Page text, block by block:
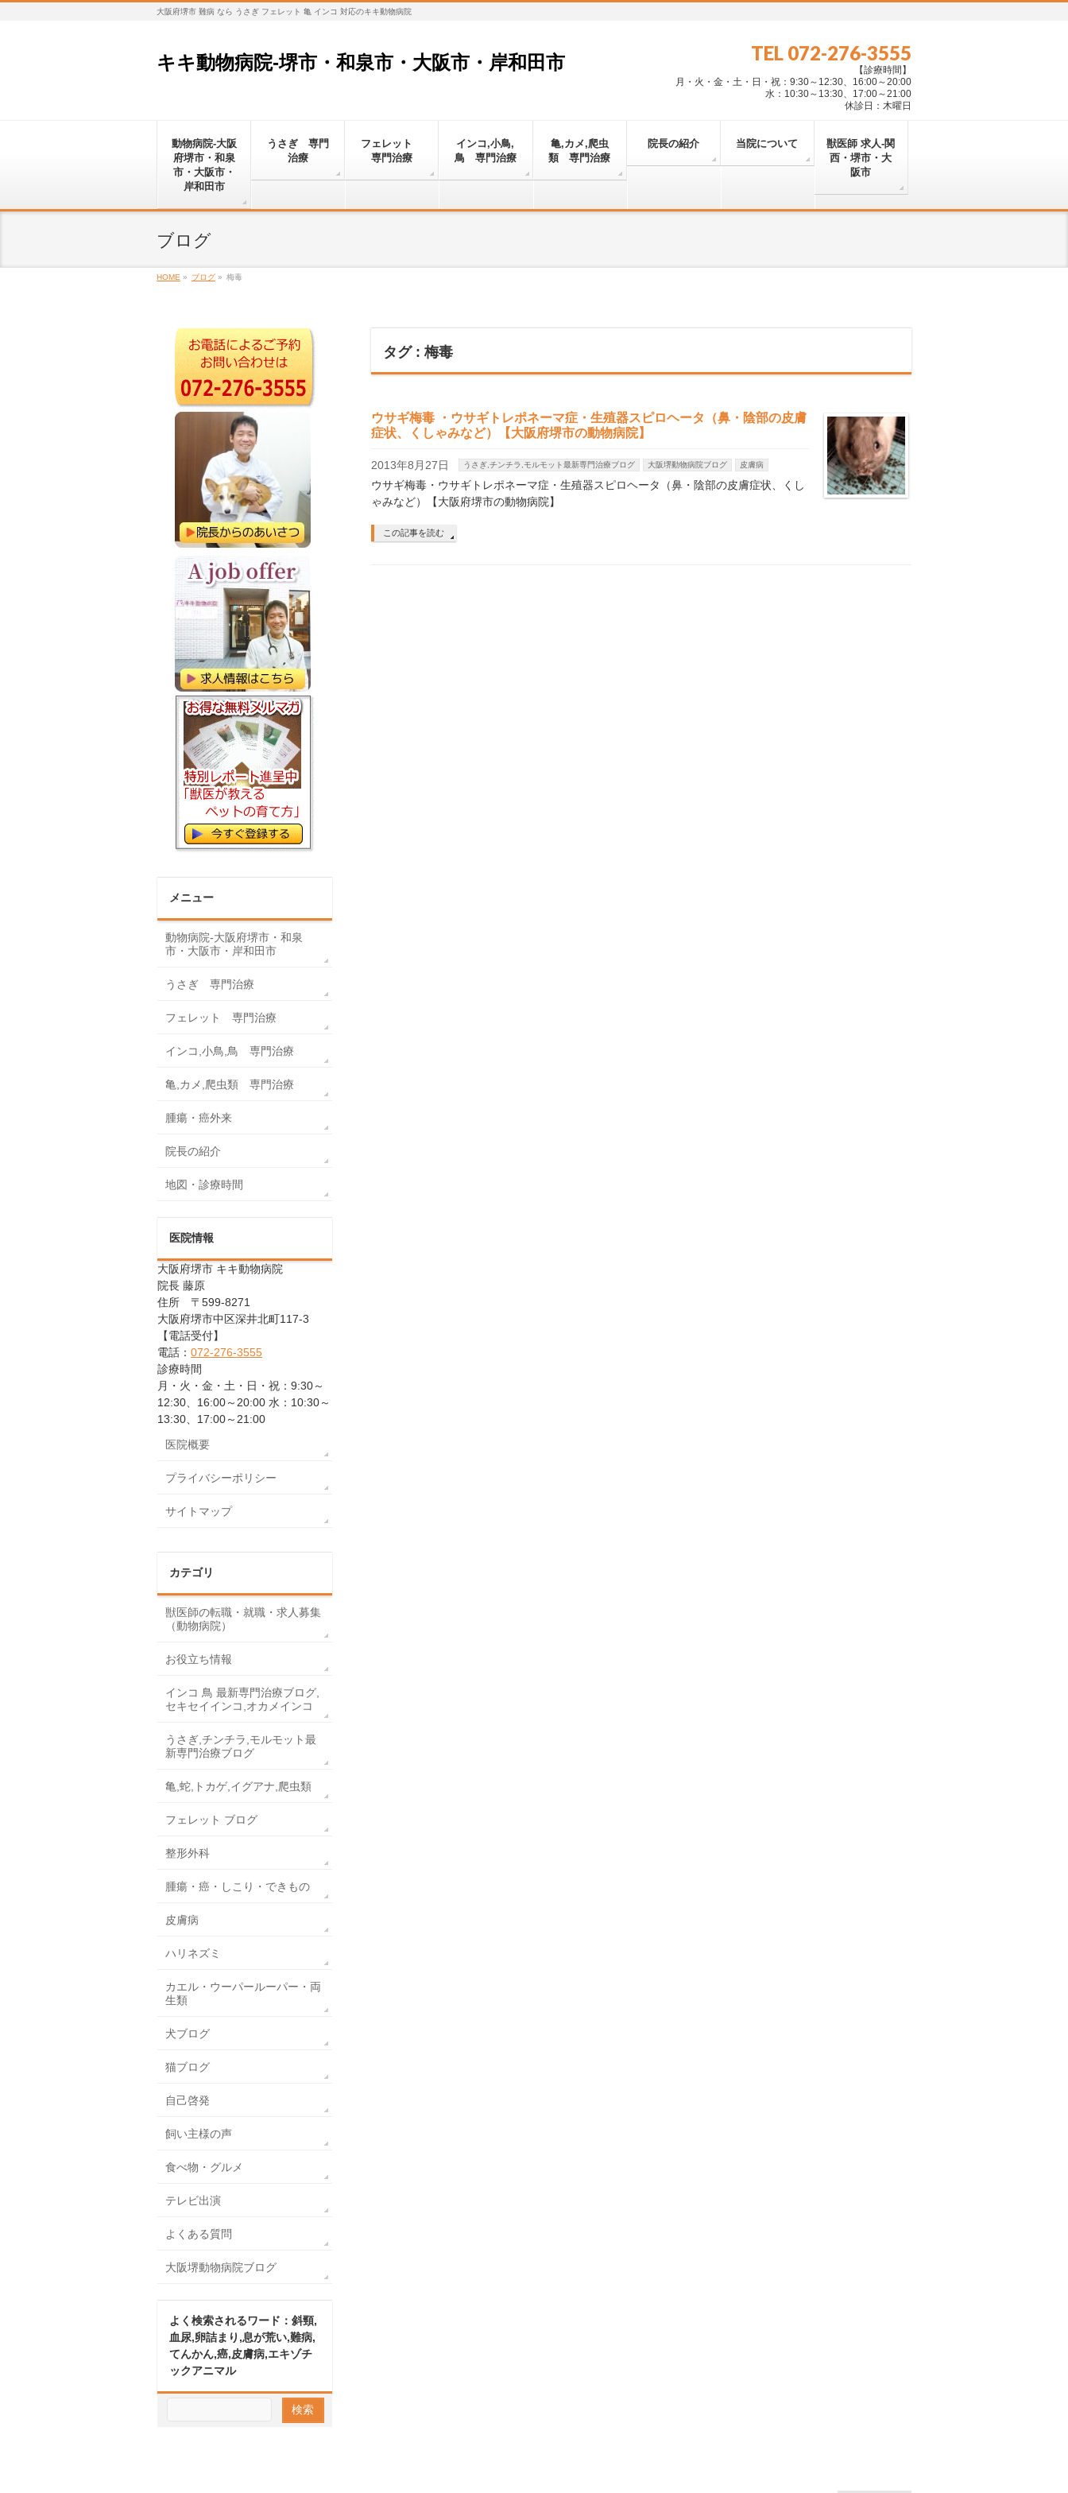
大阪府堺市 難病 なら うさぎ フェレット 亀 インコ 対応のキキ動物病院
キキ動物病院-堺市・和泉市・大阪市・岸和田市 TEL 072-276-3555
【診療時間】
月・火・金・土・日・祝：9:30～12:30、16:00～20:00
水：10:30～13:30、17:00～21:00
休診日：木曜日
動物病院-大阪
府堺市・和泉
市・大阪市・
岸和田市
うさぎ 専門
治療
フェレット
専門治療
インコ,小鳥,
鳥 専門治療
亀,カメ,爬虫
類 専門治療
院長の紹介 当院について
獣医師 求人-関
西・堺市・大
阪市
ブログ
HOME » ブログ » 梅毒
タグ : 梅毒
ウサギ梅毒 ・ウサギトレポネーマ症・生殖器スピロヘータ（鼻・陰部の皮膚
症状、くしゃみなど）【大阪府堺市の動物病院】
2013年8月27日 うさぎ,チンチラ,モルモット最新専門治療ブログ 大阪堺動物病院ブログ 皮膚病
ウサギ梅毒・ウサギトレポネーマ症・生殖器スピロヘータ（鼻・陰部の皮膚症状、くし
ゃみなど）【大阪府堺市の動物病院】
この記事を読む
メニュー
動物病院-大阪府堺市・和泉
市・大阪市・岸和田市
うさぎ 専門治療
フェレット 専門治療
インコ,小鳥,鳥 専門治療
亀,カメ,爬虫類 専門治療
腫瘍・癌外来
院長の紹介
地図・診療時間
医院情報
大阪府堺市 キキ動物病院
院長 藤原
住所 〒599-8271
大阪府堺市中区深井北町117-3
【電話受付】
電話： 072-276-3555
診療時間
月・火・金・土・日・祝：9:30～
12:30、16:00～20:00 水：10:30～
13:30、17:00～21:00
医院概要
プライバシーポリシー
サイトマップ
カテゴリ
獣医師の転職・就職・求人募集
（動物病院）
お役立ち情報
インコ 鳥 最新専門治療ブログ,
セキセイインコ,オカメインコ
うさぎ,チンチラ,モルモット最
新専門治療ブログ
亀,蛇,トカゲ,イグアナ,爬虫類
フェレット ブログ
整形外科
腫瘍・癌・しこり・できもの
皮膚病
ハリネズミ
カエル・ウーパールーパー・両
生類
犬ブログ
猫ブログ
自己啓発
飼い主様の声
食べ物・グルメ
テレビ出演
よくある質問
大阪堺動物病院ブログ
よく検索されるワード：斜頸,
血尿,卵詰まり,息が荒い,難病,
てんかん,癌,皮膚病,エキゾチ
ックアニマル